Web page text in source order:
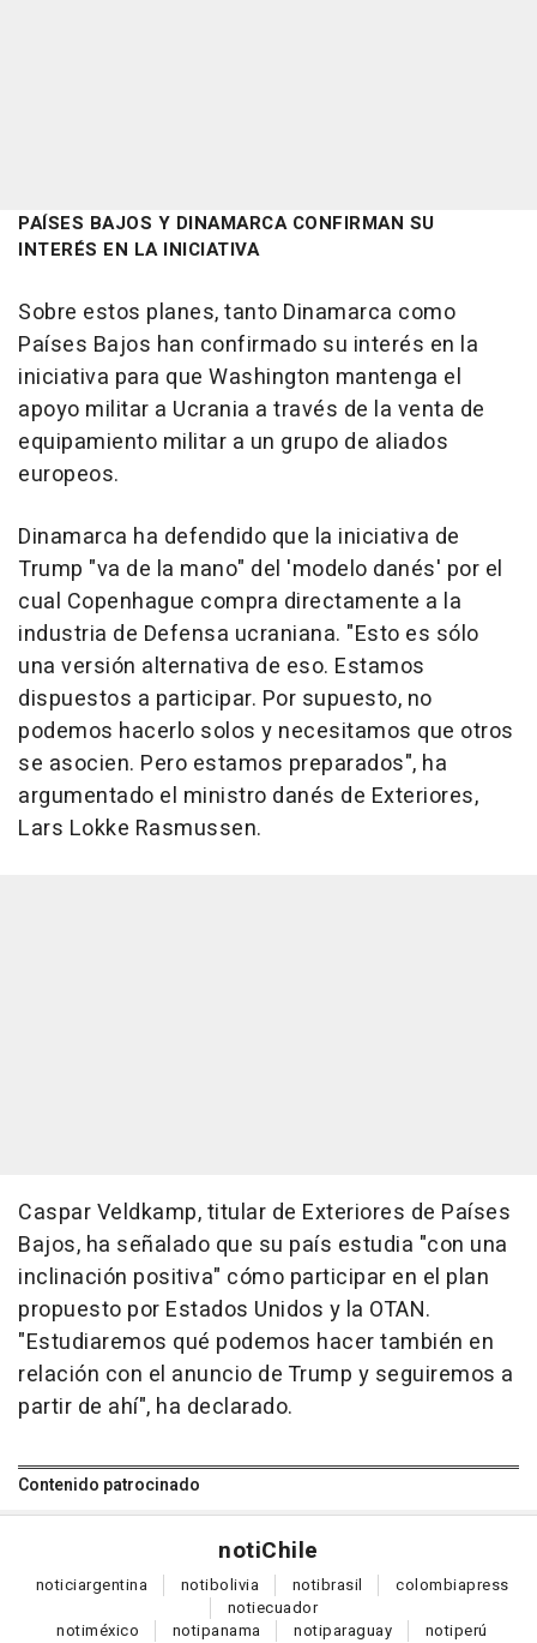
PAÍSES BAJOS Y DINAMARCA CONFIRMAN SU
INTERÉS EN LA INICIATIVA
Sobre estos planes, tanto Dinamarca como
Países Bajos han confirmado su interés en la
iniciativa para que Washington mantenga el
apoyo militar a Ucrania a través de la venta de
equipamiento militar a un grupo de aliados
europeos.
Dinamarca ha defendido que la iniciativa de
Trump "va de la mano" del 'modelo danés' por el
cual Copenhague compra directamente a la
industria de Defensa ucraniana. "Esto es sólo
una versión alternativa de eso. Estamos
dispuestos a participar. Por supuesto, no
podemos hacerlo solos y necesitamos que otros
se asocien. Pero estamos preparados", ha
argumentado el ministro danés de Exteriores,
Lars Lokke Rasmussen.
Caspar Veldkamp, titular de Exteriores de Países
Bajos, ha señalado que su país estudia "con una
inclinación positiva" cómo participar en el plan
propuesto por Estados Unidos y la OTAN.
"Estudiaremos qué podemos hacer también en
relación con el anuncio de Trump y seguiremos a
partir de ahí", ha declarado.
Contenido patrocinado
notiChile
noticiargentina notibolivia notibrasil colombiapress
notiecuador
notiméxico notipanama notiparaguay notiperú